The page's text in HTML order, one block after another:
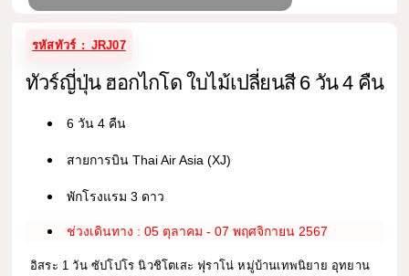
รหัสทัวร์ : JRJ07
ทัวร์ญี่ปุ่น ฮอกไกโด ใบไม้เปลี่ยนสี 6 วัน 4 คืน
6 วัน 4 คืน
สายการบิน Thai Air Asia (XJ)
พักโรงแรม 3 ดาว
ช่วงเดินทาง : 05 ตุลาคม - 07 พฤศจิกายน 2567
อิสระ 1 วัน ซัปโปโร นิวชิโตเสะ ฟุราโน่ หมู่บ้านเทพนิยาย อุทยาน